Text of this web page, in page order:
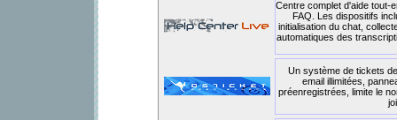
Centre complet d'aide tout-
FAQ. Les dispositifs
initialisation du chat,
automatiques des
Un système de tickets
email illimitées,
préenregistrées, limite le